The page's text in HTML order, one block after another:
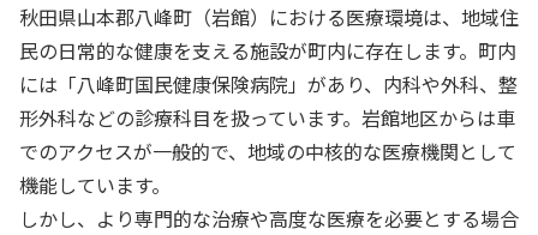
秋田県山本郡八峰町（岩館）における医療環境は、地域住
民の日常的な健康を支える施設が町内に存在します。町内
には「八峰町国民健康保険病院」があり、内科や外科、整
形外科などの診療科目を扱っています。岩館地区からは車
でのアクセスが一般的で、地域の中核的な医療機関として
機能しています。
しかし、より専門的な治療や高度な医療を必要とする場合